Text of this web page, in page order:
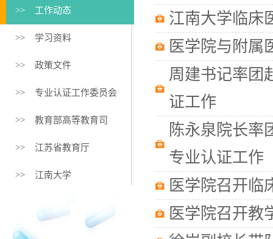
>> 工作动态
>> 学习资料
>> 政策文件
>> 专业认证工作委员会
>> 教育部高等教育司
>> 江苏省教育厅
>> 江南大学
江南大学临床
医学院与附属
周建书记率团
证工作
陈永泉院长率
专业认证工作
医学院召开临
医学院召开教